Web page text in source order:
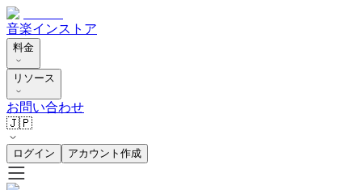
音楽インストア
料金
リソース
お問い合わせ
🇯🇵
ログイン アカウント作成